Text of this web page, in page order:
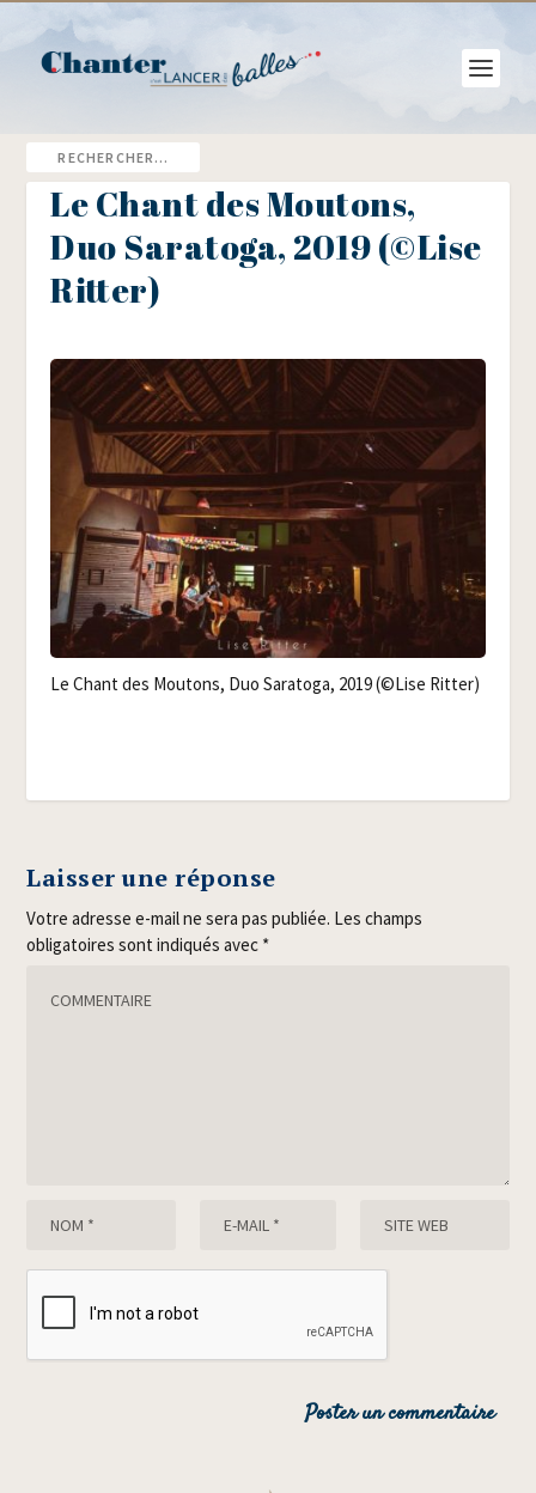
Le Chant des Moutons,
Duo Saratoga, 2019 (©Lise
Ritter)
Le Chant des Mou­tons, Duo Sara­to­ga, 2019 (©Lise Ritter)
Laisser une réponse
Votre adresse e-mail ne sera pas publiée. Les champs
obligatoires sont indiqués avec *